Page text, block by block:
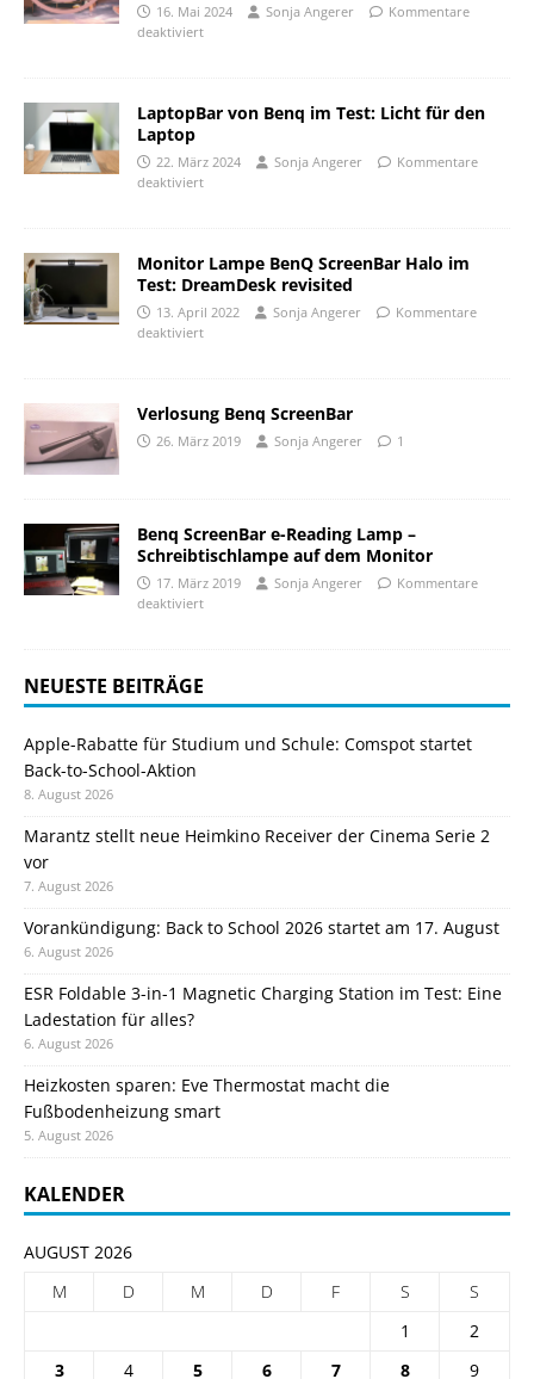
16. Mai 2024 Sonja Angerer
Kommentare
deaktiviert
LaptopBar von Benq im Test: Licht für den
Laptop
22. März 2024 Sonja Angerer
Kommentare
deaktiviert
Monitor Lampe BenQ ScreenBar Halo im
Test: DreamDesk revisited
13. April 2022 Sonja Angerer
Kommentare
deaktiviert
Verlosung Benq ScreenBar
26. März 2019 Sonja Angerer 1
Benq ScreenBar e-Reading Lamp –
Schreibtischlampe auf dem Monitor
17. März 2019 Sonja Angerer
Kommentare
deaktiviert
NEUESTE BEITRÄGE
Apple-Rabatte für Studium und Schule: Comspot startet
Back-to-School-Aktion
8. August 2026
Marantz stellt neue Heimkino Receiver der Cinema Serie 2
vor
7. August 2026
Vorankündigung: Back to School 2026 startet am 17. August
6. August 2026
ESR Foldable 3-in-1 Magnetic Charging Station im Test: Eine
Ladestation für alles?
6. August 2026
Heizkosten sparen: Eve Thermostat macht die
Fußbodenheizung smart
5. August 2026
KALENDER
AUGUST 2026
M
D M D F S
S
1
2
3
4 5 6 7 8 9